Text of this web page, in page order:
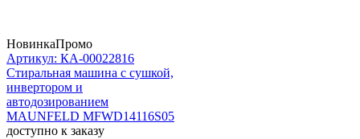
НовинкаПромо
Артикул: КА-00022816
Стиральная машина c сушкой,
инвертором и
автодозированием
MAUNFELD MFWD14116S05
доступно к заказу